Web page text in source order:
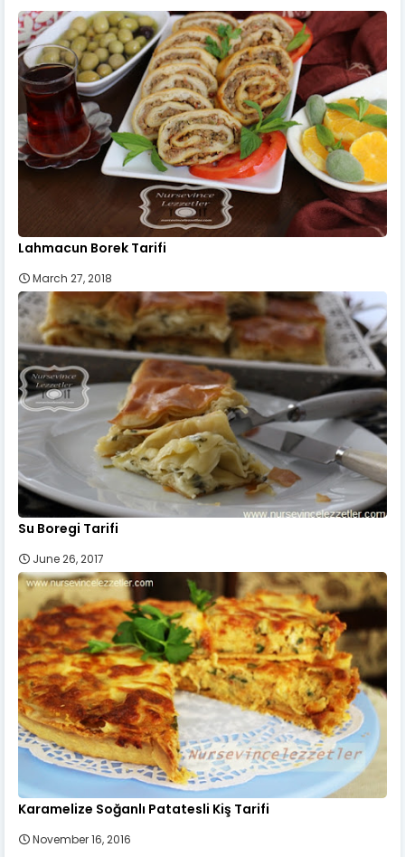
Lahmacun Borek Tarifi
March 27, 2018
Su Boregi Tarifi
June 26, 2017
Karamelize Soğanlı Patatesli Kiş Tarifi
November 16, 2016